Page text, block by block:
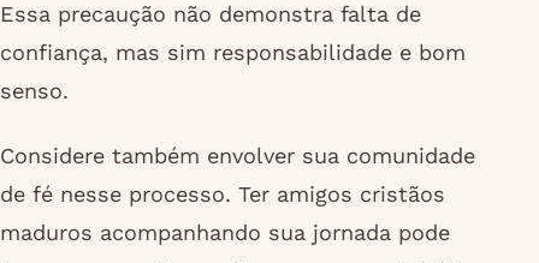
Essa precaução não demonstra falta de
confiança, mas sim responsabilidade e bom
senso.
Considere também envolver sua comunidade
de fé nesse processo. Ter amigos cristãos
maduros acompanhando sua jornada pode